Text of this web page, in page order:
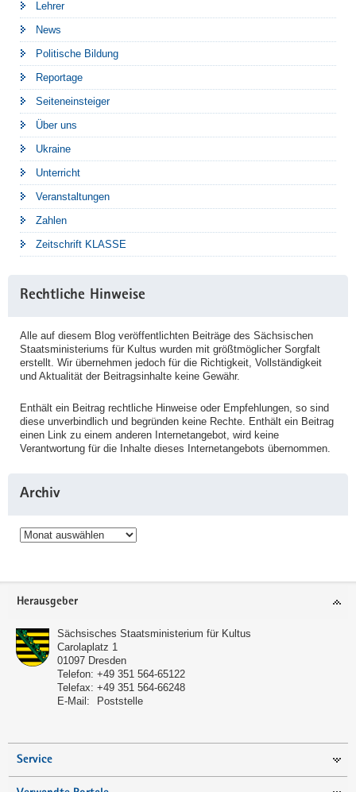
Lehrer
News
Politische Bildung
Reportage
Seiteneinsteiger
Über uns
Ukraine
Unterricht
Veranstaltungen
Zahlen
Zeitschrift KLASSE
Rechtliche Hinweise
Alle auf diesem Blog veröffentlichten Beiträge des Sächsischen
Staatsministeriums für Kultus wurden mit größtmöglicher Sorgfalt
erstellt. Wir übernehmen jedoch für die Richtigkeit, Vollständigkeit
und Aktualität der Beitragsinhalte keine Gewähr.
Enthält ein Beitrag rechtliche Hinweise oder Empfehlungen, so sind
diese unverbindlich und begründen keine Rechte. Enthält ein Beitrag
einen Link zu einem anderen Internetangebot, wird keine
Verantwortung für die Inhalte dieses Internetangebots übernommen.
Archiv
Archiv
Service
Herausgeber
Sächsisches Staatsministerium für Kultus
Carolaplatz 1
01097 Dresden
Telefon: +49 351 564-65122
Telefax: +49 351 564-66248
E-Mail:
Poststelle
Service